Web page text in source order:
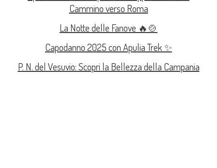
Cammino verso Roma
La Notte delle Fanove 🔥🍲
Capodanno 2025 con Apulia Trek ✨
P. N. del Vesuvio: Scopri la Bellezza della Campania